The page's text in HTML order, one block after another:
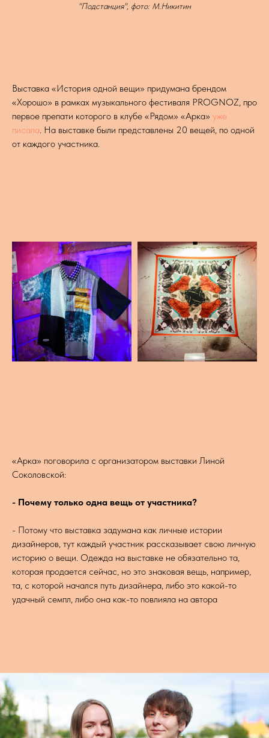
"Подстанция", фото: М.Никитин
Выставка «История одной вещи» придумана брендом
«Хорошо» в рамках музыкального фестиваля PROGNOZ, про
первое препати которого в клубе «Рядом» «Арка» уже
писала . На выставке были представлены 20 вещей, по одной
от каждого участника.
«Арка» поговорила с организатором выставки Линой
Соколовской:
- Почему только одна вещь от участника?
- Потому что выставка задумана как личные истории
дизайнеров, тут каждый участник рассказывает свою личную
историю о вещи. Одежда на выставке не обязательно та,
которая продается сейчас, но это знаковая вещь, например,
та, с которой начался путь дизайнера, либо это какой-то
удачный семпл, либо она как-то повлияла на автора